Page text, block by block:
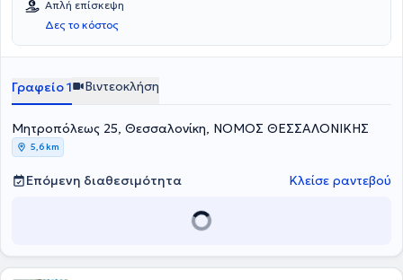
ανορεξία, την παχυσαρκία, τον σακχαρώδη διαβήτη και το
σύνδρομο ευερέθιστου εντέρου.
μακροπρόθεσμα.
εντέρου (IBS), νόσου Crohn, παιδικής και εφηβικής διατροφής,
διατροφής εγκυμοσύνης και θηλασμού, αθλητικής διατροφής,
καθώς και vegetarian και vegan διατροφής.
Απλή επίσκεψη
Δες το κόστος
Γραφείο 1 Βιντεοκλήση
Μητροπόλεως 25, Θεσσαλονίκη, ΝΟΜΟΣ ΘΕΣΣΑΛΟΝΙΚΗΣ
5,6 km
Επόμενη διαθεσιμότητα Κλείσε ραντεβού